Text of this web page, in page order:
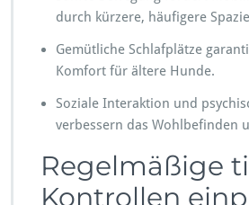
durch kürzere, häufigere
Gemütliche Schlafplätze
Komfort für ältere Hunde.
Soziale Interaktion und
verbessern das Wohlbefinden
Regelmäßige
Kontrollen